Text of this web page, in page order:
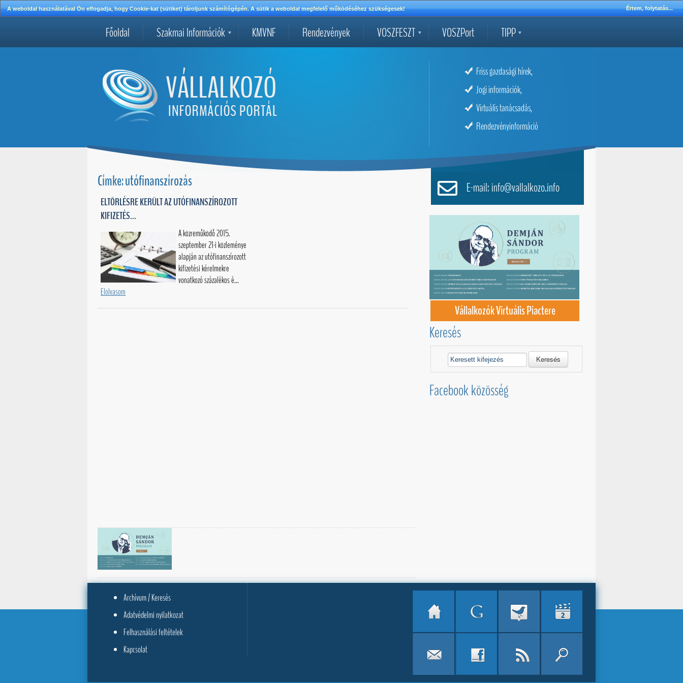
A weboldal használatával Ön elfogadja, hogy Cookie-kat (sütiket) tároljunk számítógépén. A sütik a weboldal megfelelő működéséhez szükségesek! Értem, folytatás...
Főoldal Szakmai Információk KMVNF Rendezvények VOSZFESZT VOSZPort TIPP
Friss gazdasági hírek,
Jogi információk,
Virtuális tanácsadás,
Rendezvényinformáció
Címke: utófinanszírozás
ELTÖRLÉSRE KERÜLT AZ UTÓFINANSZÍROZOTT
KIFIZETÉS...
A közreműködő 2015.
szeptember 21-i közleménye
alapján az utófinanszírozott
kifizetési kérelmekre
vonatkozó százalékos é...
Elolvasom
E-mail: info@vallalkozo.info
Vállalkozók Virtuális Piactere
Keresés
Keresés
Facebook közösség
Archívum / Keresés
Adatvédelmi nyilatkozat
Felhasználási feltételek
Kapcsolat